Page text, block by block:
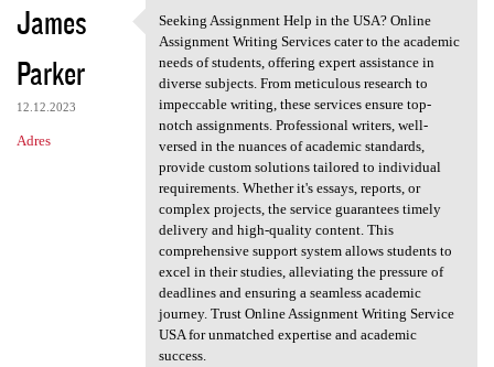
James
Parker
12.12.2023
Adres
Seeking Assignment Help in
Seeking Assignment Help in the USA? Online
Assignment Writing Services cater to the academic
needs of students, offering expert assistance in
diverse subjects. From meticulous research to
impeccable writing, these services ensure top-
notch assignments. Professional writers, well-
versed in the nuances of academic standards,
provide custom solutions tailored to individual
requirements. Whether it's essays, reports, or
complex projects, the service guarantees timely
delivery and high-quality content. This
comprehensive support system allows students to
excel in their studies, alleviating the pressure of
deadlines and ensuring a seamless academic
journey. Trust Online Assignment Writing Service
USA for unmatched expertise and academic
success.